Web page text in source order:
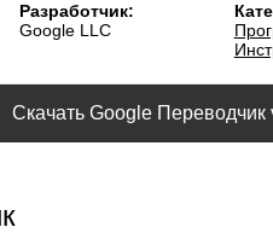
Разработчик:
Google LLC
Скачать Google